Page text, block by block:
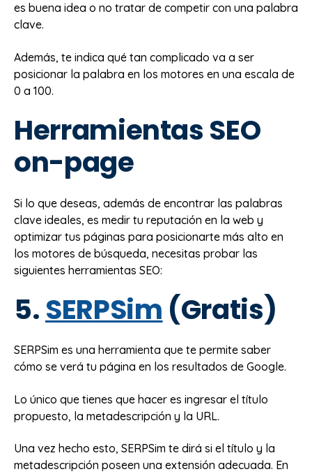
es buena idea o no tratar de competir con una palabra
clave.
Además, te indica qué tan complicado va a ser
posicionar la palabra en los motores en una escala de
0 a 100.
Herramientas SEO
on-page
Si lo que deseas, además de encontrar las palabras
clave ideales, es medir tu reputación en la web y
optimizar tus páginas para posicionarte más alto en
los motores de búsqueda, necesitas probar las
siguientes herramientas SEO:
5. SERPSim (Gratis)
SERPSim es una herramienta que te permite saber
cómo se verá tu página en los resultados de Google.
Lo único que tienes que hacer es ingresar el título
propuesto, la metadescripción y la URL.
Una vez hecho esto, SERPSim te dirá si el título y la
metadescripción poseen una extensión adecuada. En